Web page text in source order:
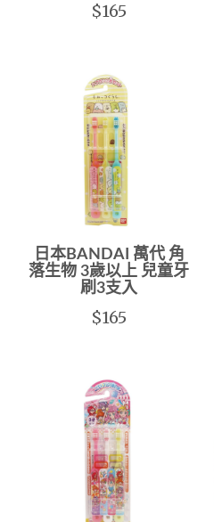
$165
日本BANDAI 萬代 角
落生物 3歲以上 兒童牙
刷3支入
$165